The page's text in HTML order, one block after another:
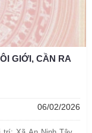
GIỚI, CẦN RA
06/02/2026